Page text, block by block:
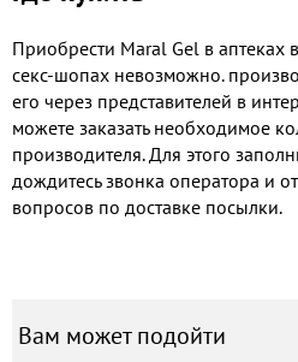
Приобрести Maral Gel в аптеках
секс-шопах невозможно.
его через представителей в
можете заказать необходимое
производителя. Для этого
дождитесь звонка оператора и
вопросов по доставке посылки.
Вам может подойти